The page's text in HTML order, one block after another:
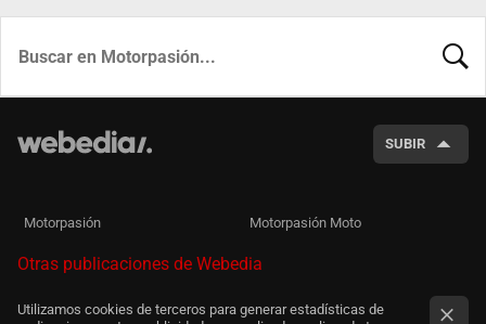
SUBIR
Motorpasión Motorpasión Moto
Otras publicaciones de Webedia
Utilizamos cookies de terceros para generar estadísticas de